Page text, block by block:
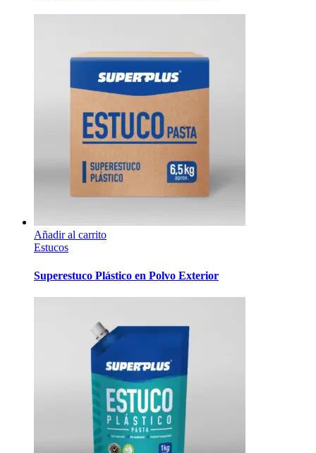
Añadir al carrito
Estucos
Superestuco Plástico en Polvo Exterior